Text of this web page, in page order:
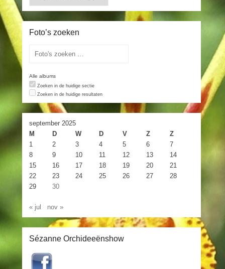
Foto’s zoeken
Alle albums
Zoeken in de huidige sectie
Zoeken in de huidige resultaten
september 2025
M
D W D V Z
Z
1
2 3 4 5 6
7
8
9 10 11 12 13
14
15
16 17 18 19 20
21
22
23 24 25 26 27
28
29
30
« jul nov »
Sézanne Orchideeënshow